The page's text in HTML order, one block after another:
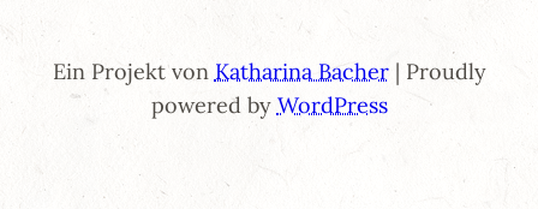
Ein Projekt von Katharina Bacher| Proudly
powered by WordPress